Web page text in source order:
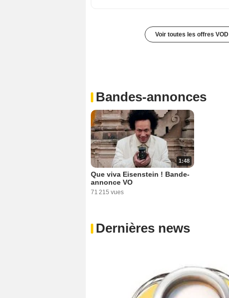
Voir toutes les offres VOD
Bandes-annonces
1:48
Que viva Eisenstein ! Bande-
annonce VO
71 215 vues
Dernières news